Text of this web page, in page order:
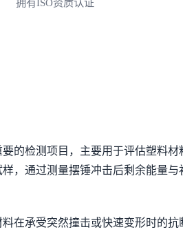
拥有ISO资质认证
的检测项目，主要用于评估塑料
，通过测量摆锤冲击后剩余能量
在承受突然撞击或快速变形时的